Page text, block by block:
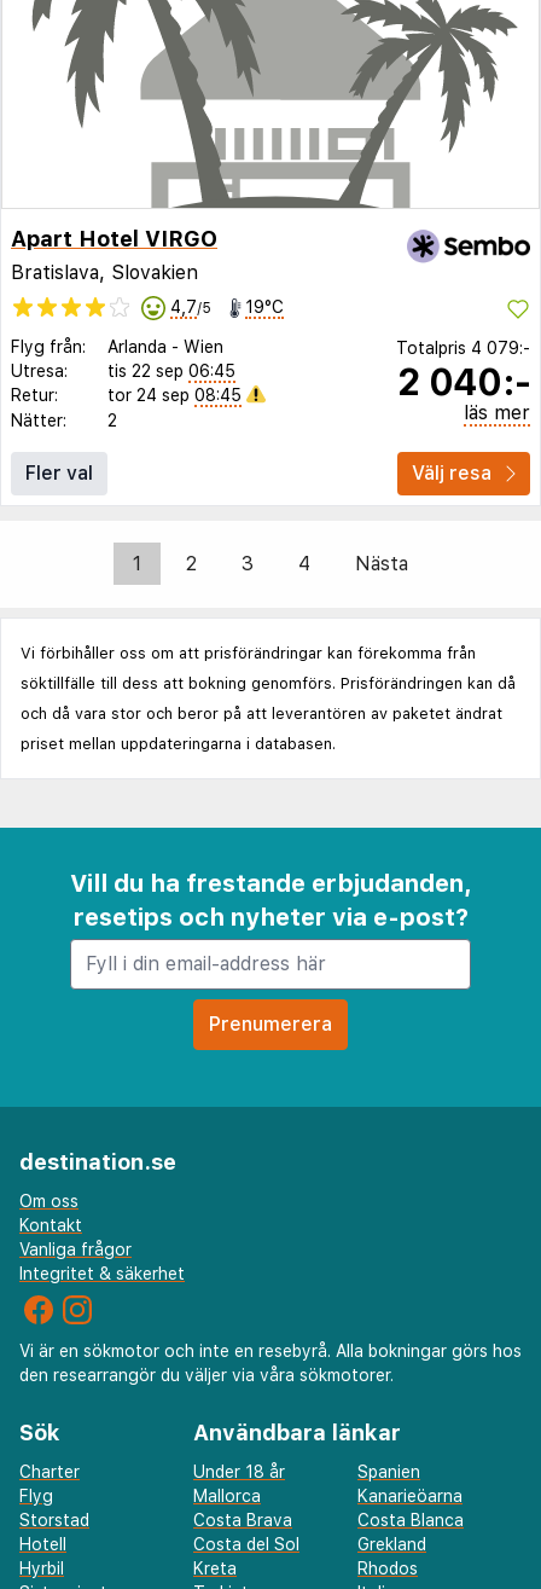
Apart Hotel VIRGO
Bratislava, Slovakien
4,7/5 19°C
Flyg från: Arlanda - Wien
Utresa:
tis 22 sep 06:45
Retur:
tor 24 sep 08:45
Nätter:
2
Totalpris 4 079:-
2 040:-
läs mer
Fler val Välj resa
1 2 3 4 Nästa
Vi förbihåller oss om att prisförändringar kan förekomma från
söktillfälle till dess att bokning genomförs. Prisförändringen kan då
och då vara stor och beror på att leverantören av paketet ändrat
priset mellan uppdateringarna i databasen.
Vill du ha frestande erbjudanden,
resetips och nyheter via e-post?
destination.se
Om oss
Kontakt
Vanliga frågor
Integritet & säkerhet
Vi är en sökmotor och inte en resebyrå. Alla bokningar görs hos
den researrangör du väljer via våra sökmotorer.
Sök
Charter
Flyg
Storstad
Hotell
Hyrbil
Användbara länkar
Under 18 år
Spanien
Mallorca
Kanarieöarna
Costa Brava
Costa Blanca
Costa del Sol
Grekland
Kreta
Rhodos